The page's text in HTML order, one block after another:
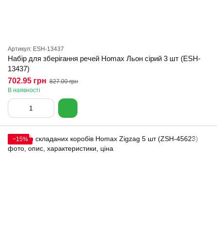
Артикул: ESH-13437
Набір для зберігання речей Homax Льон сірий 3 шт (ESH-
13437)
702.95 грн 827.00 грн
В наявності
−15%